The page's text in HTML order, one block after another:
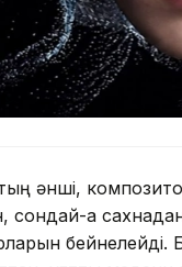
әнші,
сондай-ақ